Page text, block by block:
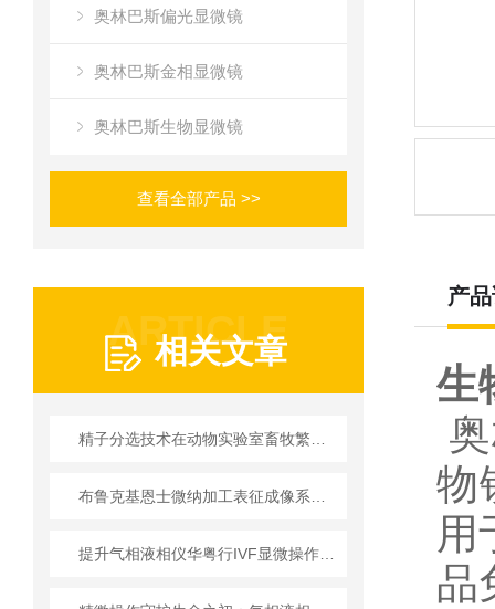
奥林巴斯偏光显微镜
奥林巴斯金相显微镜
奥林巴斯生物显微镜
查看全部产品 >>
ARTICLE
相关文章
产
生
物
用
品